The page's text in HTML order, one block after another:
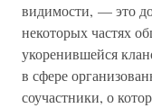
видимости, — это
некоторых частях
укоренившейся
в сфере
соучастники, о